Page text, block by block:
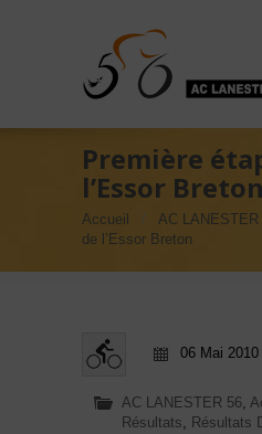
Première
l’Essor Breton
Accueil AC LANESTER
de l’Essor Breton
06 Mai 2010
AC LANESTER 56,
Résultats, Résultats